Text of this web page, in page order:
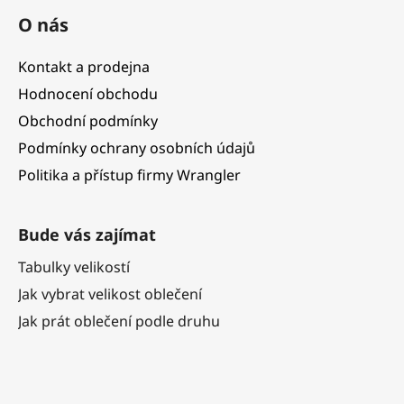
O nás
Kontakt a prodejna
Hodnocení obchodu
Obchodní podmínky
Podmínky ochrany osobních údajů
Politika a přístup firmy Wrangler
Bude vás zajímat
Tabulky velikostí
Jak vybrat velikost oblečení
Jak prát oblečení podle druhu